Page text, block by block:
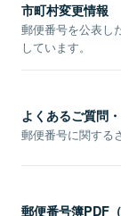
市町村変更情報
郵便番号を公表し
しています。
よくあるご質問
郵便番号に関する
郵便番号簿PDF